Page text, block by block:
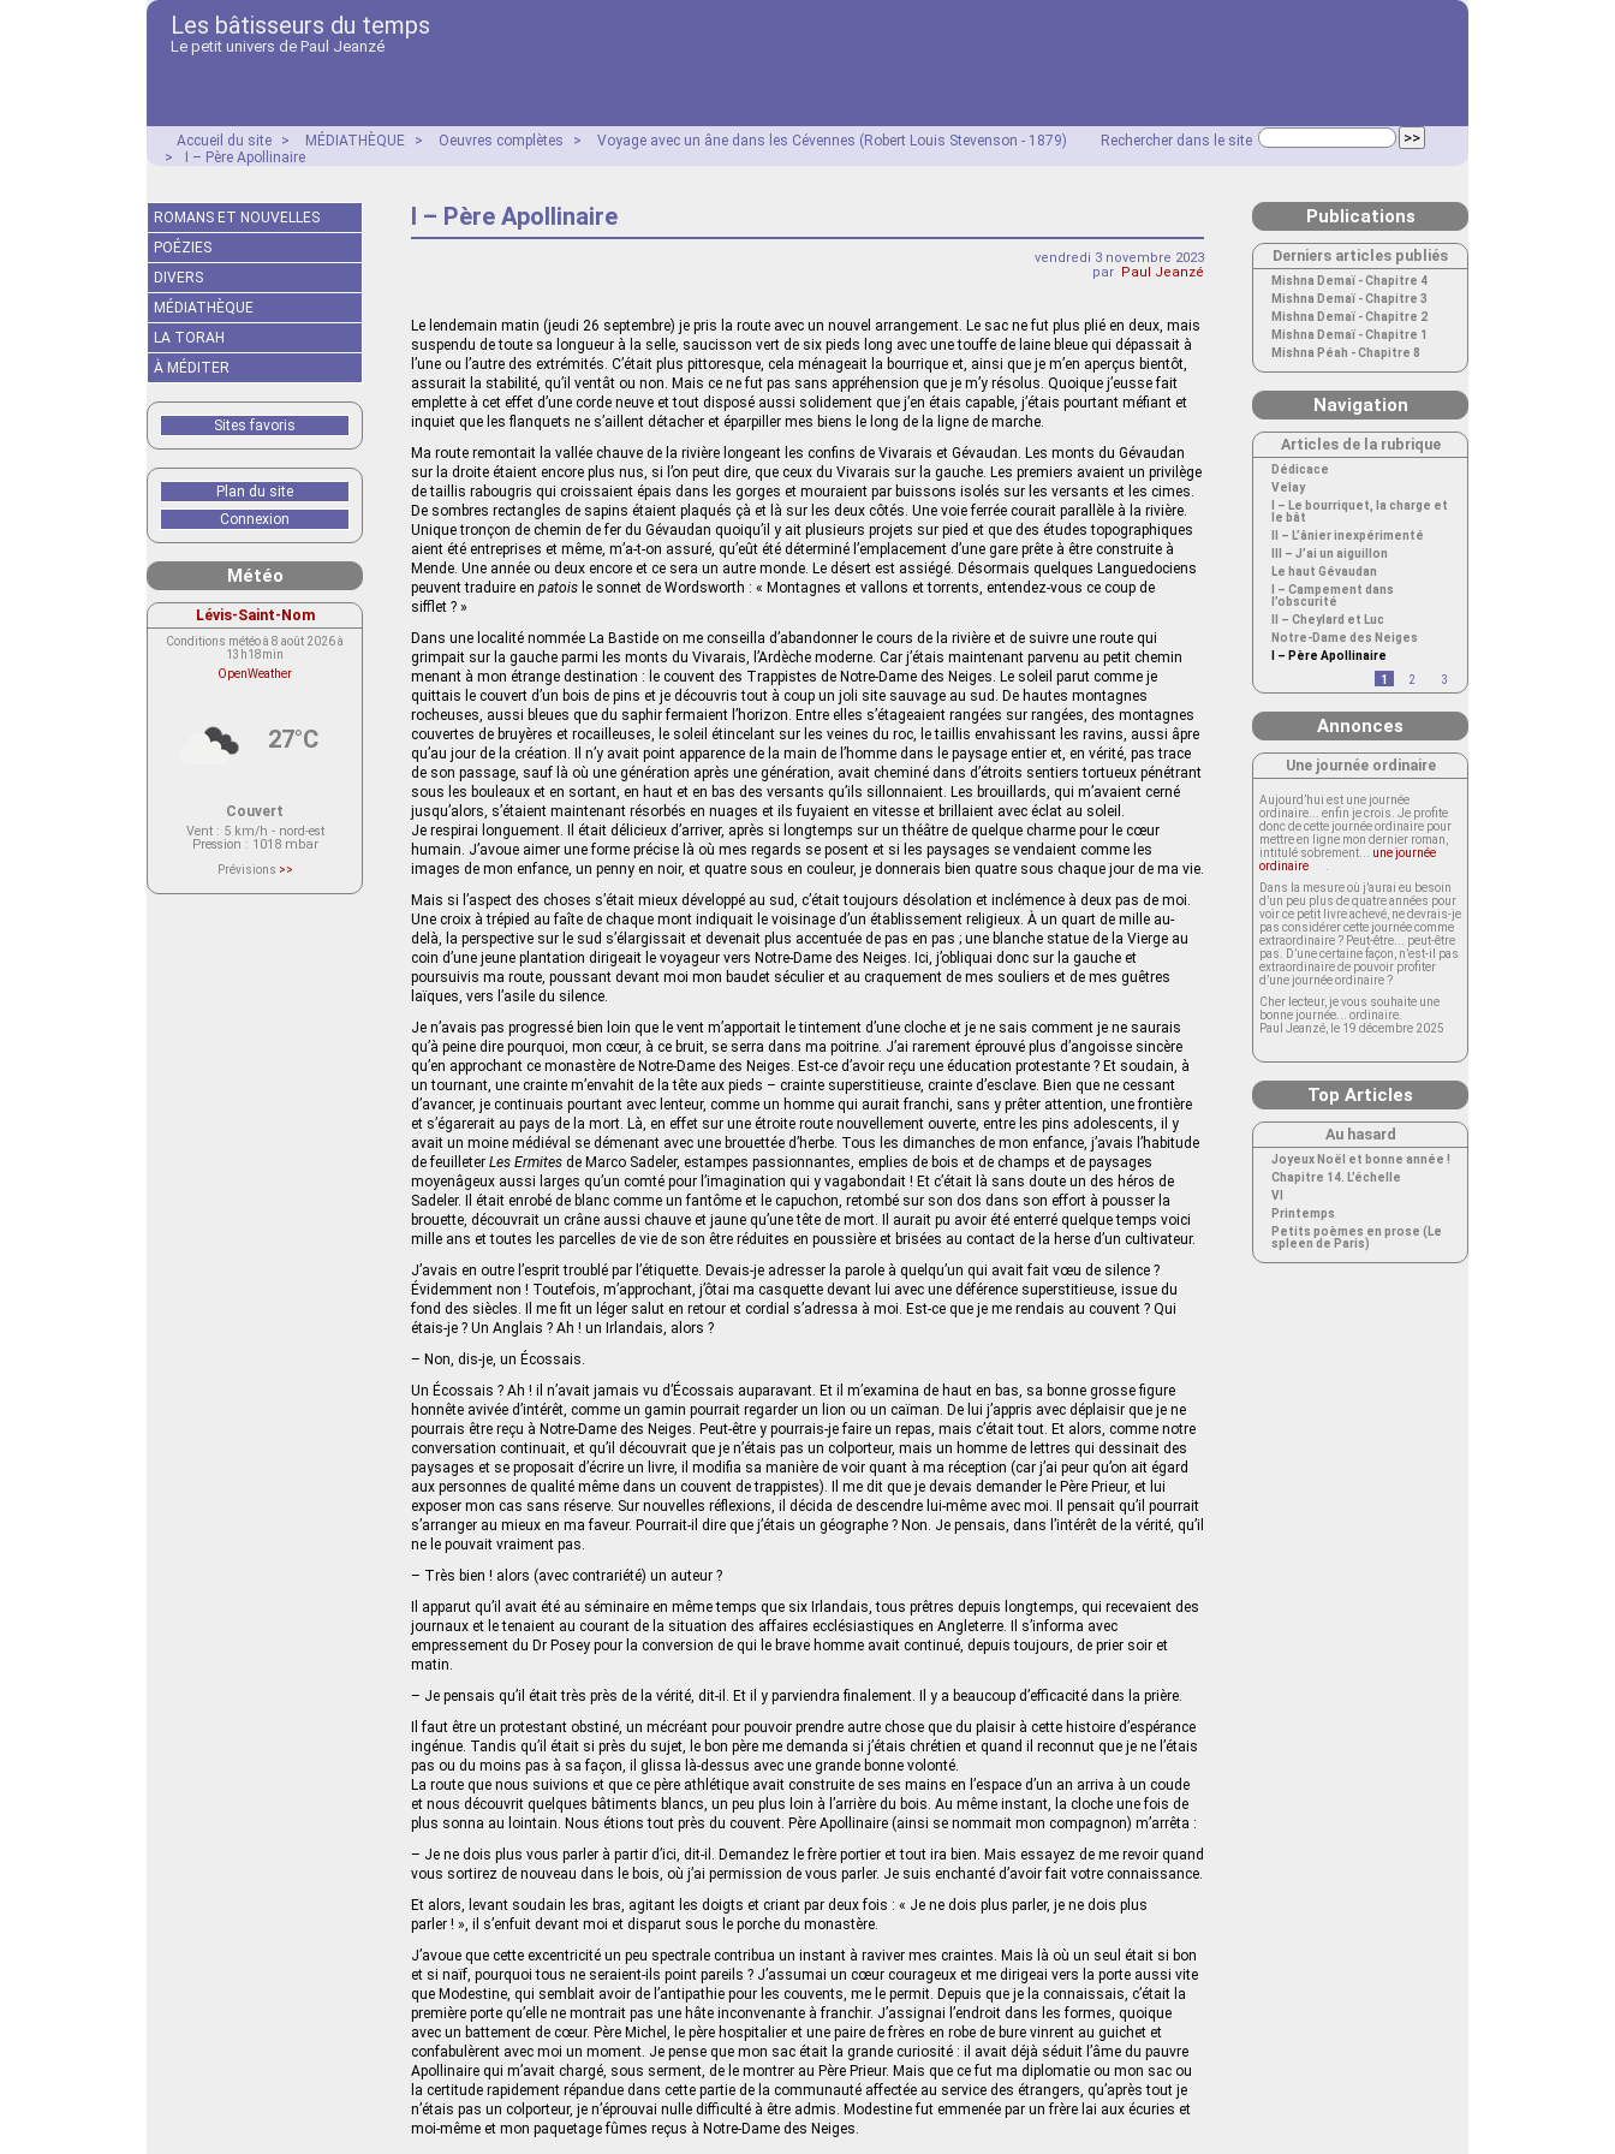
Les bâtisseurs du temps
Le petit univers de Paul Jeanzé
Rechercher dans le site
Accueil du site > MÉDIATHÈQUE > Oeuvres complètes >
Voyage avec un âne dans les Cévennes (Robert Louis Stevenson - 1879)
>
I – Père Apollinaire
I – Père Apollinaire
vendredi 3 novembre 2023
par Paul Jeanzé
Le lendemain matin (jeudi 26 septembre) je pris la route avec un nouvel arrangement. Le sac ne fut plus plié en deux, mais
suspendu de toute sa longueur à la selle, saucisson vert de six pieds long avec une touffe de laine bleue qui dépassait à
l’une ou l’autre des extrémités. C’était plus pittoresque, cela ménageait la bourrique et, ainsi que je m’en aperçus bientôt,
assurait la stabilité, qu’il ventât ou non. Mais ce ne fut pas sans appréhension que je m’y résolus. Quoique j’eusse fait
emplette à cet effet d’une corde neuve et tout disposé aussi solidement que j’en étais capable, j’étais pourtant méfiant et
inquiet que les flanquets ne s’aillent détacher et éparpiller mes biens le long de la ligne de marche.
Ma route remontait la vallée chauve de la rivière longeant les confins de Vivarais et Gévaudan. Les monts du Gévaudan
sur la droite étaient encore plus nus, si l’on peut dire, que ceux du Vivarais sur la gauche. Les premiers avaient un privilège
de taillis rabougris qui croissaient épais dans les gorges et mouraient par buissons isolés sur les versants et les cimes.
De sombres rectangles de sapins étaient plaqués çà et là sur les deux côtés. Une voie ferrée courait parallèle à la rivière.
Unique tronçon de chemin de fer du Gévaudan quoiqu’il y ait plusieurs projets sur pied et que des études topographiques
aient été entreprises et même, m’a-t-on assuré, qu’eût été déterminé l’emplacement d’une gare prête à être construite à
Mende. Une année ou deux encore et ce sera un autre monde. Le désert est assiégé. Désormais quelques Languedociens
peuvent traduire en patois le sonnet de Wordsworth : « Montagnes et vallons et torrents, entendez-vous ce coup de
sifflet ? »
Dans une localité nommée La Bastide on me conseilla d’abandonner le cours de la rivière et de suivre une route qui
grimpait sur la gauche parmi les monts du Vivarais, l’Ardèche moderne. Car j’étais maintenant parvenu au petit chemin
menant à mon étrange destination : le couvent des Trappistes de Notre-Dame des Neiges. Le soleil parut comme je
quittais le couvert d’un bois de pins et je découvris tout à coup un joli site sauvage au sud. De hautes montagnes
rocheuses, aussi bleues que du saphir fermaient l’horizon. Entre elles s’étageaient rangées sur rangées, des montagnes
couvertes de bruyères et rocailleuses, le soleil étincelant sur les veines du roc, le taillis envahissant les ravins, aussi âpre
qu’au jour de la création. Il n’y avait point apparence de la main de l’homme dans le paysage entier et, en vérité, pas trace
de son passage, sauf là où une génération après une génération, avait cheminé dans d’étroits sentiers tortueux pénétrant
sous les bouleaux et en sortant, en haut et en bas des versants qu’ils sillonnaient. Les brouillards, qui m’avaient cerné
jusqu’alors, s’étaient maintenant résorbés en nuages et ils fuyaient en vitesse et brillaient avec éclat au soleil.
Je respirai longuement. Il était délicieux d’arriver, après si longtemps sur un théâtre de quelque charme pour le cœur
humain. J’avoue aimer une forme précise là où mes regards se posent et si les paysages se vendaient comme les
images de mon enfance, un penny en noir, et quatre sous en couleur, je donnerais bien quatre sous chaque jour de ma vie.
Mais si l’aspect des choses s’était mieux développé au sud, c’était toujours désolation et inclémence à deux pas de moi.
Une croix à trépied au faîte de chaque mont indiquait le voisinage d’un établissement religieux. À un quart de mille au-
delà, la perspective sur le sud s’élargissait et devenait plus accentuée de pas en pas ; une blanche statue de la Vierge au
coin d’une jeune plantation dirigeait le voyageur vers Notre-Dame des Neiges. Ici, j’obliquai donc sur la gauche et
poursuivis ma route, poussant devant moi mon baudet séculier et au craquement de mes souliers et de mes guêtres
laïques, vers l’asile du silence.
Je n’avais pas progressé bien loin que le vent m’apportait le tintement d’une cloche et je ne sais comment je ne saurais
qu’à peine dire pourquoi, mon cœur, à ce bruit, se serra dans ma poitrine. J’ai rarement éprouvé plus d’angoisse sincère
qu’en approchant ce monastère de Notre-Dame des Neiges. Est-ce d’avoir reçu une éducation protestante ? Et soudain, à
un tournant, une crainte m’envahit de la tête aux pieds – crainte superstitieuse, crainte d’esclave. Bien que ne cessant
d’avancer, je continuais pourtant avec lenteur, comme un homme qui aurait franchi, sans y prêter attention, une frontière
et s’égarerait au pays de la mort. Là, en effet sur une étroite route nouvellement ouverte, entre les pins adolescents, il y
avait un moine médiéval se démenant avec une brouettée d’herbe. Tous les dimanches de mon enfance, j’avais l’habitude
de feuilleter Les Ermites de Marco Sadeler, estampes passionnantes, emplies de bois et de champs et de paysages
moyenâgeux aussi larges qu’un comté pour l’imagination qui y vagabondait ! Et c’était là sans doute un des héros de
Sadeler. Il était enrobé de blanc comme un fantôme et le capuchon, retombé sur son dos dans son effort à pousser la
brouette, découvrait un crâne aussi chauve et jaune qu’une tête de mort. Il aurait pu avoir été enterré quelque temps voici
mille ans et toutes les parcelles de vie de son être réduites en poussière et brisées au contact de la herse d’un cultivateur.
J’avais en outre l’esprit troublé par l’étiquette. Devais-je adresser la parole à quelqu’un qui avait fait vœu de silence ?
Évidemment non ! Toutefois, m’approchant, j’ôtai ma casquette devant lui avec une déférence superstitieuse, issue du
fond des siècles. Il me fit un léger salut en retour et cordial s’adressa à moi. Est-ce que je me rendais au couvent ? Qui
étais-je ? Un Anglais ? Ah ! un Irlandais, alors ?
– Non, dis-je, un Écossais.
Un Écossais ? Ah ! il n’avait jamais vu d’Écossais auparavant. Et il m’examina de haut en bas, sa bonne grosse figure
honnête avivée d’intérêt, comme un gamin pourrait regarder un lion ou un caïman. De lui j’appris avec déplaisir que je ne
pourrais être reçu à Notre-Dame des Neiges. Peut-être y pourrais-je faire un repas, mais c’était tout. Et alors, comme notre
conversation continuait, et qu’il découvrait que je n’étais pas un colporteur, mais un homme de lettres qui dessinait des
paysages et se proposait d’écrire un livre, il modifia sa manière de voir quant à ma réception (car j’ai peur qu’on ait égard
aux personnes de qualité même dans un couvent de trappistes). Il me dit que je devais demander le Père Prieur, et lui
exposer mon cas sans réserve. Sur nouvelles réflexions, il décida de descendre lui-même avec moi. Il pensait qu’il pourrait
s’arranger au mieux en ma faveur. Pourrait-il dire que j’étais un géographe ? Non. Je pensais, dans l’intérêt de la vérité, qu’il
ne le pouvait vraiment pas.
– Très bien ! alors (avec contrariété) un auteur ?
Il apparut qu’il avait été au séminaire en même temps que six Irlandais, tous prêtres depuis longtemps, qui recevaient des
journaux et le tenaient au courant de la situation des affaires ecclésiastiques en Angleterre. Il s’informa avec
empressement du Dr Posey pour la conversion de qui le brave homme avait continué, depuis toujours, de prier soir et
matin.
– Je pensais qu’il était très près de la vérité, dit-il. Et il y parviendra finalement. Il y a beaucoup d’efficacité dans la prière.
Il faut être un protestant obstiné, un mécréant pour pouvoir prendre autre chose que du plaisir à cette histoire d’espérance
ingénue. Tandis qu’il était si près du sujet, le bon père me demanda si j’étais chrétien et quand il reconnut que je ne l’étais
pas ou du moins pas à sa façon, il glissa là-dessus avec une grande bonne volonté.
La route que nous suivions et que ce père athlétique avait construite de ses mains en l’espace d’un an arriva à un coude
et nous découvrit quelques bâtiments blancs, un peu plus loin à l’arrière du bois. Au même instant, la cloche une fois de
plus sonna au lointain. Nous étions tout près du couvent. Père Apollinaire (ainsi se nommait mon compagnon) m’arrêta :
– Je ne dois plus vous parler à partir d’ici, dit-il. Demandez le frère portier et tout ira bien. Mais essayez de me revoir quand
vous sortirez de nouveau dans le bois, où j’ai permission de vous parler. Je suis enchanté d’avoir fait votre connaissance.
Et alors, levant soudain les bras, agitant les doigts et criant par deux fois : « Je ne dois plus parler, je ne dois plus
parler ! », il s’enfuit devant moi et disparut sous le porche du monastère.
J’avoue que cette excentricité un peu spectrale contribua un instant à raviver mes craintes. Mais là où un seul était si bon
et si naïf, pourquoi tous ne seraient-ils point pareils ? J’assumai un cœur courageux et me dirigeai vers la porte aussi vite
que Modestine, qui semblait avoir de l’antipathie pour les couvents, me le permit. Depuis que je la connaissais, c’était la
première porte qu’elle ne montrait pas une hâte inconvenante à franchir. J’assignai l’endroit dans les formes, quoique
avec un battement de cœur. Père Michel, le père hospitalier et une paire de frères en robe de bure vinrent au guichet et
confabulèrent avec moi un moment. Je pense que mon sac était la grande curiosité : il avait déjà séduit l’âme du pauvre
Apollinaire qui m’avait chargé, sous serment, de le montrer au Père Prieur. Mais que ce fut ma diplomatie ou mon sac ou
la certitude rapidement répandue dans cette partie de la communauté affectée au service des étrangers, qu’après tout je
n’étais pas un colporteur, je n’éprouvai nulle difficulté à être admis. Modestine fut emmenée par un frère lai aux écuries et
moi-même et mon paquetage fûmes reçus à Notre-Dame des Neiges.
ROMANS ET NOUVELLES
POÉZIES
DIVERS
MÉDIATHÈQUE
LA TORAH
À MÉDITER
Sites favoris
Plan du site
Connexion
Météo
Lévis-Saint-Nom
Conditions météo à 8 août 2026 à
13h18min
OpenWeather
27°C
Couvert
Vent: 5 km/h - nord-est
Pression : 1018 mbar
Prévisions >>
actuellement aucune prévision
Publications
Derniers articles publiés
Mishna Demaï - Chapitre 4
Mishna Demaï - Chapitre 3
Mishna Demaï - Chapitre 2
Mishna Demaï - Chapitre 1
Mishna Péah - Chapitre 8
Navigation
Articles de la rubrique
Dédicace
Velay
I – Le bourriquet, la charge et
le bât
II – L’ânier inexpérimenté
III – J’ai un aiguillon
Le haut Gévaudan
I – Campement dans
l’obscurité
II – Cheylard et Luc
Notre-Dame des Neiges
I – Père Apollinaire
1
2 3
Annonces
Une journée ordinaire
Aujourd’hui est une journée
ordinaire... enfin je crois. Je profite
donc de cette journée ordinaire pour
mettre en ligne mon dernier roman,
intitulé sobrement... une journée
ordinaire
Dans la mesure où j’aurai eu besoin
d’un peu plus de quatre années pour
voir ce petit livre achevé, ne devrais-je
pas considérer cette journée comme
extraordinaire ? Peut-être... peut-être
pas. D’une certaine façon, n’est-il pas
extraordinaire de pouvoir profiter
d’une journée ordinaire ?
Cher lecteur, je vous souhaite une
bonne journée... ordinaire.
Paul Jeanzé, le 19 décembre 2025
Top Articles
Au hasard
Joyeux Noël et bonne année !
Chapitre 14. L’échelle
VI
Printemps
Petits poèmes en prose (Le
spleen de Paris)